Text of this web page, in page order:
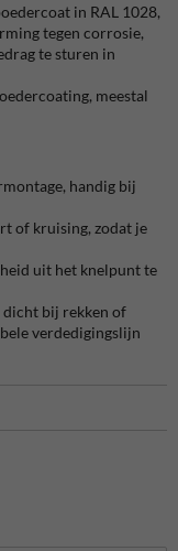
in RAL 1028,
tegen corrosie,
te sturen in
meestal
handig bij
of kruising, zodat je
uit het knelpunt te
dicht bij rekken of
verdedigingslijn